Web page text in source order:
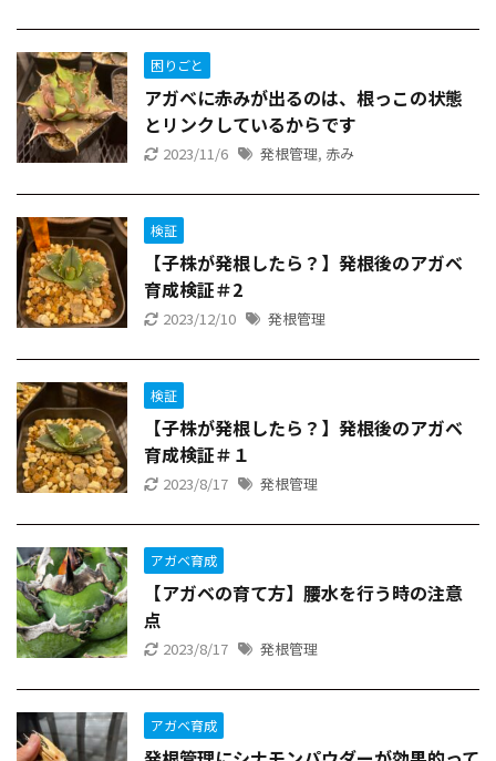
困りごと
アガベに赤みが出るのは、根っこの状態
とリンクしているからです
2023/11/6 発根管理, 赤み
検証
【子株が発根したら？】発根後のアガベ
育成検証＃2
2023/12/10 発根管理
検証
【子株が発根したら？】発根後のアガベ
育成検証＃１
2023/8/17 発根管理
アガベ育成
【アガベの育て方】腰水を行う時の注意
点
2023/8/17 発根管理
アガベ育成